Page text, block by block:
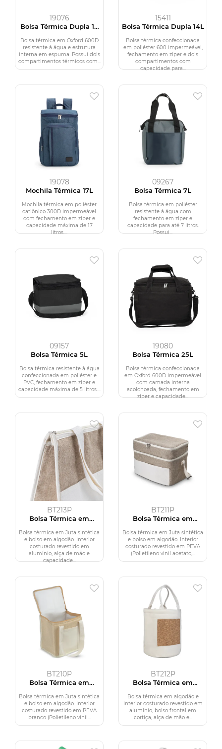
19076
Bolsa Térmica Dupla 12
Bolsa térmica em Oxford 600D
resistente à água e estrutura
interna em espuma. Possui dois
compartimentos térmicos com...
15411
Bolsa Térmica Dupla 14L
Bolsa térmica confeccionada
em poliéster 600 impermeável,
fechamento em zíper e dois
compartimentos com
capacidade para...
19078
Mochila Térmica 17L
Mochila térmica em poliéster
catiônico 300D impermeável
com fechamento em zíper e
capacidade máxima de 17
litros....
09267
Bolsa Térmica 7L
Bolsa térmica em poliéster
resistente à água com
fechamento em zíper e
capacidade para até 7 litros.
Possui...
09157
Bolsa Térmica 5L
Bolsa térmica resistente à água
confeccionada em poliéster e
PVC, fechamento em zíper e
capacidade máxima de 5 litros....
19080
Bolsa Térmica 25L
Bolsa térmica confeccionada
em Oxford 600D impermeável
com camada interna
acolchoada, fechamento em
zíper e capacidade...
BT213P
Bolsa Térmica em
(34x34x16cm)
Bolsa térmica em Juta sintética
e bolso em algodão. Interior
costurado revestido em
alumínio, alça de mão e
capacidade...
BT211P
Bolsa Térmica em
(24x30x20cm)
Bolsa térmica em Juta sintética
e bolso em algodão. Interior
costurado revestido em PEVA
(Polietileno vinil acetato,...
BT210P
Bolsa Térmica em
(21x19x15cm)
Bolsa térmica em Juta sintética
e bolso em algodão. Interior
costurado revestido em PEVA
branco (Polietileno vinil...
BT212P
Bolsa Térmica em
Bolsa térmica em algodão e
interior costurado revestido em
alumínio, bolso frontal em
cortiça, alça de mão e...